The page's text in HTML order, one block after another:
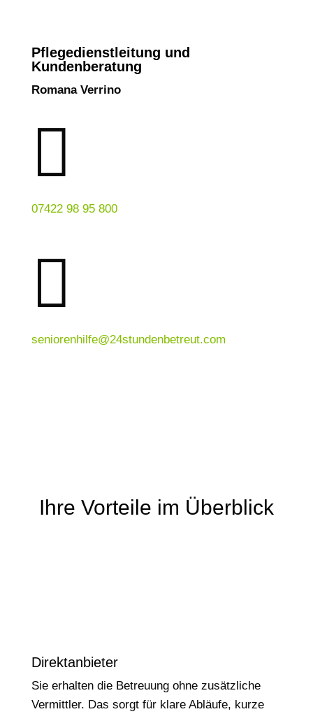
Pflegedienstleitung und
Kundenberatung
Romana Verrino

07422 98 95 800

seniorenhilfe@24stundenbetreut.com
Ihre Vorteile im Überblick
Direktanbieter
Sie erhalten die Betreuung ohne zusätzliche
Vermittler. Das sorgt für klare Abläufe, kurze